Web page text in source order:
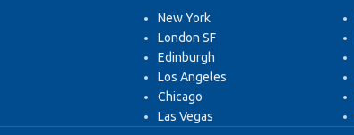
New York
London SF
Edinburgh
Los Angeles
Chicago
Las Vegas